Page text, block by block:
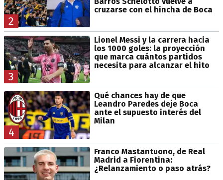
2
cruzarse con el hincha de Boca
3
Lionel Messi y la carrera hacia
los 1000 goles: la proyección
que marca cuántos partidos
necesita para alcanzar el hito
4
Qué chances hay de que
Leandro Paredes deje Boca
ante el supuesto interés del
Milan
Franco Mastantuono, de Real
Madrid a Fiorentina:
¿Relanzamiento o paso atrás?